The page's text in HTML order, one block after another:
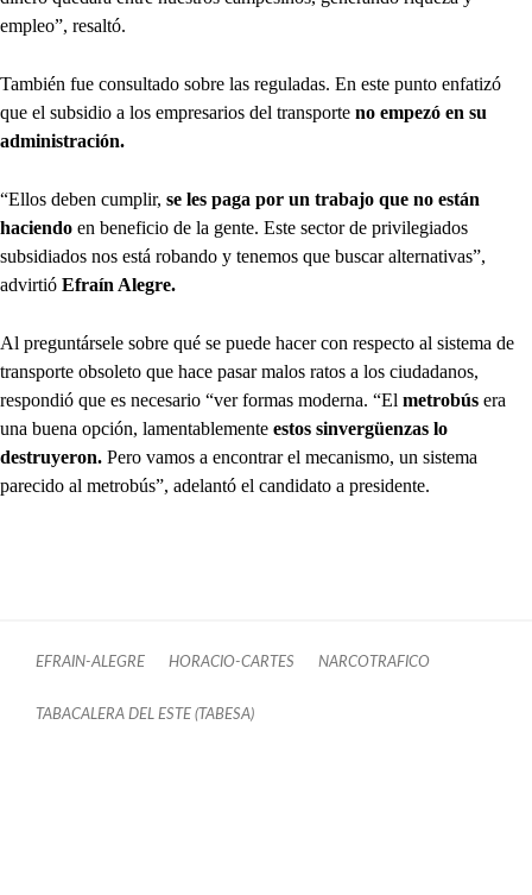
empleo”, resaltó.
También fue consultado sobre las reguladas. En este punto enfatizó
que el subsidio a los empresarios del transporte no empezó en su
administración.
“Ellos deben cumplir, se les paga por un trabajo que no están
haciendo en beneficio de la gente. Este sector de privilegiados
subsidiados nos está robando y tenemos que buscar alternativas”,
advirtió Efraín Alegre.
Al preguntársele sobre qué se puede hacer con respecto al sistema de
transporte obsoleto que hace pasar malos ratos a los ciudadanos,
respondió que es necesario “ver formas moderna. “El metrobús era
una buena opción, lamentablemente estos sinvergüenzas lo
destruyeron. Pero vamos a encontrar el mecanismo, un sistema
parecido al metrobús”, adelantó el candidato a presidente.
EFRAIN-ALEGRE HORACIO-CARTES NARCOTRAFICO
TABACALERA DEL ESTE (TABESA)